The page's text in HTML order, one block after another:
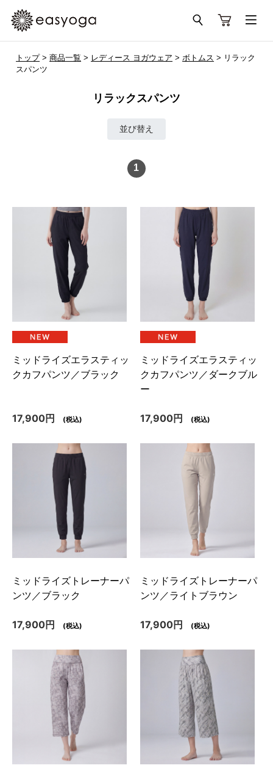
トップ>商品一覧 > レディース ヨガウェア >ボトムス > リラック
スパンツ
リラックスパンツ
並び替え
1
ミッドライズエラスティッ
クカフパンツ／ブラック
17,900円 (税込)
ミッドライズエラスティッ
クカフパンツ／ダークブル
ー
17,900円 (税込)
ミッドライズトレーナーパ
ンツ／ブラック
17,900円 (税込)
ミッドライズトレーナーパ
ンツ／ライトブラウン
17,900円 (税込)